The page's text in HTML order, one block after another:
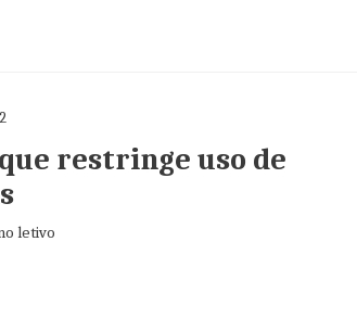
restringe uso de
letivo